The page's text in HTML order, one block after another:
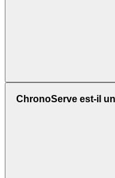
ChronoServe est-il